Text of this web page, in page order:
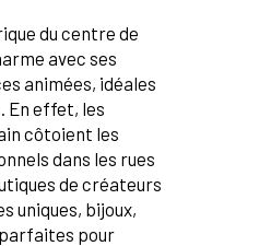
du centre de
avec ses
animées, idéales
En effet, les
côtoient les
dans les rues
de créateurs
uniques, bijoux,
pour